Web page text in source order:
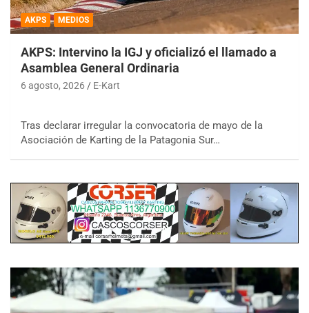
AKPS MEDIOS
AKPS: Intervino la IGJ y oficializó el llamado a
Asamblea General Ordinaria
6 agosto, 2026 E-Kart
Tras declarar irregular la convocatoria de mayo de la
Asociación de Karting de la Patagonia Sur…